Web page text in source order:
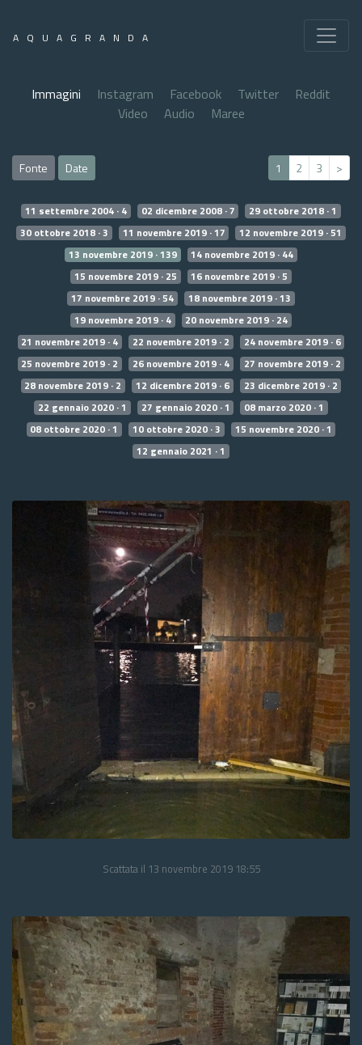
AQUAGRANDA
Immagini Instagram Facebook Twitter
Reddit
Video
Audio Maree
Fonte Date 1 2 3 >
11 settembre 2004 · 4 02 dicembre 2008 · 7
29 ottobre 2018 · 1
30 ottobre 2018 · 3
11 novembre 2019 · 17
12 novembre 2019 · 51
13 novembre 2019 · 139
14 novembre 2019 · 44
15 novembre 2019 · 25
16 novembre 2019 · 5
17 novembre 2019 · 54
18 novembre 2019 · 13
19 novembre 2019 · 4
20 novembre 2019 · 24
21 novembre 2019 · 4
22 novembre 2019 · 2
24 novembre 2019 · 6
25 novembre 2019 · 2
26 novembre 2019 · 4
27 novembre 2019 · 2
28 novembre 2019 · 2
12 dicembre 2019 · 6
23 dicembre 2019 · 2
22 gennaio 2020 · 1
27 gennaio 2020 · 1
08 marzo 2020 · 1
08 ottobre 2020 · 1
10 ottobre 2020 · 3
15 novembre 2020 · 1
12 gennaio 2021 · 1
Scattata il 13 novembre 2019 18:55